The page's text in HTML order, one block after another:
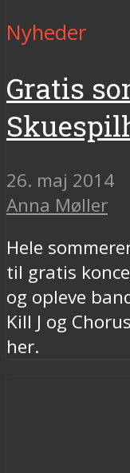
Nyheder
Gratis
26. maj 2014
Anna Møller
Hele
til gratis
og opleve
Kill J og
her.